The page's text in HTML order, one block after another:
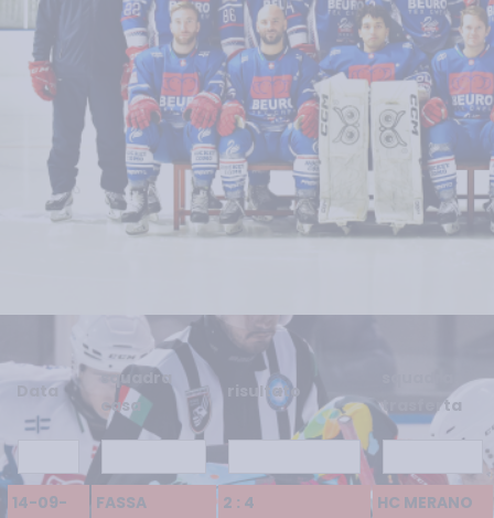
Data
squadra
casa
risultato
trasferta
14-09-
FASSA
2 : 4
HC MERANO